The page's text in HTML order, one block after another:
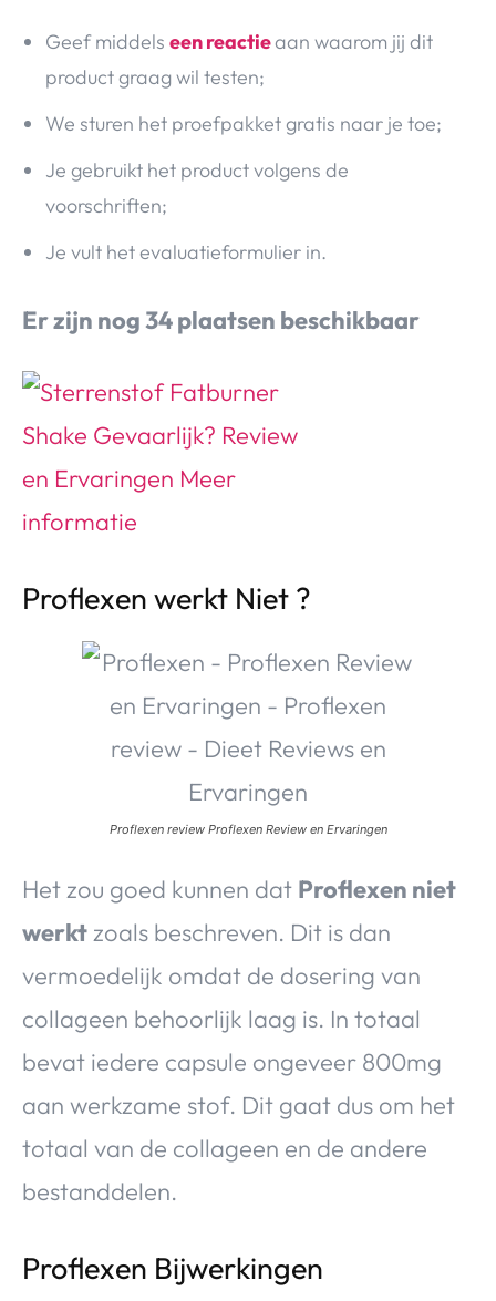
Geef middels een reactieaan waarom jij dit
product graag wil testen;
We sturen het proefpakket gratis naar je toe;
Je gebruikt het product volgens de
voorschriften;
Je vult het evaluatieformulier in.
Er zijn nog 34 plaatsen beschikbaar
Proflexen werkt Niet ?
Proflexen review Proflexen Review en Ervaringen
Het zou goed kunnen dat Proflexen niet
werktzoals beschreven. Dit is dan
vermoedelijk omdat de dosering van
collageen behoorlijk laag is. In totaal
bevat iedere capsule ongeveer 800mg
aan werkzame stof. Dit gaat dus om het
totaal van de collageen en de andere
bestanddelen.
Proflexen Bijwerkingen